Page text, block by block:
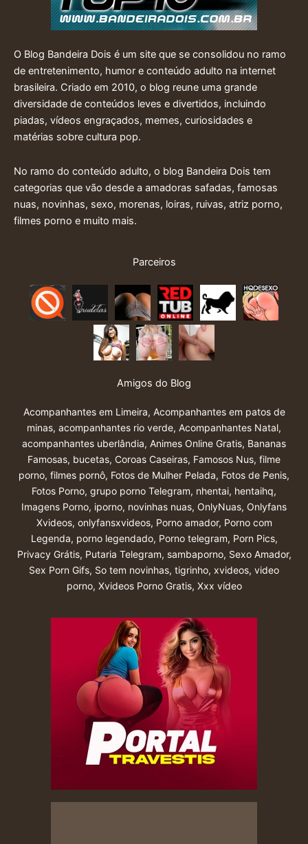
O Blog Bandeira Dois é um site que se consolidou no ramo
de entretenimento, humor e conteúdo adulto na internet
brasileira. Criado em 2010, o blog reune uma grande
diversidade de conteúdos leves e divertidos, incluindo
piadas, vídeos engraçados, memes, curiosidades e
matérias sobre cultura pop.
No ramo do conteúdo adulto, o blog Bandeira Dois tem
categorias que vão desde a amadoras safadas, famosas
nuas, novinhas, sexo, morenas, loiras, ruivas, atriz porno,
filmes porno e muito mais.
Parceiros
Amigos do Blog
Acompanhantes em Limeira, Acompanhantes em patos de
minas, acompanhantes rio verde, Acompanhantes Natal,
acompanhantes uberlândia, Animes Online Gratis, Bananas
Famosas, bucetas, Coroas Caseiras, Famosos Nus, filme
porno, filmes pornô, Fotos de Mulher Pelada, Fotos de Penis,
Fotos Porno, grupo porno Telegram, nhentai, hentaihq,
Imagens Porno, iporno, novinhas nuas, OnlyNuas, Onlyfans
Xvideos, onlyfansxvideos, Porno amador, Porno com
Legenda, porno legendado, Porno telegram, Porn Pics,
Privacy Grátis, Putaria Telegram, sambaporno, Sexo Amador,
Sex Porn Gifs, So tem novinhas, tigrinho, xvideos, video
porno, Xvideos Porno Gratis, Xxx vídeo